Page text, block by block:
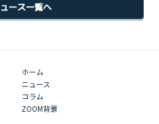
ース一覧へ
ホーム
ニュース
コラム
ZOOM背景